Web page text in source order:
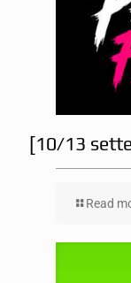
[10/13
Read